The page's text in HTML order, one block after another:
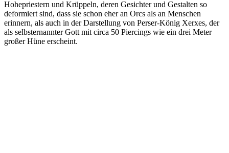
Hohepriestern und Krüppeln, deren Gesichter und Gestalten so
deformiert sind, dass sie schon eher an Orcs als an Menschen
erinnern, als auch in der Darstellung von Perser-König Xerxes, der
als selbsternannter Gott mit circa 50 Piercings wie ein drei Meter
großer Hüne erscheint.